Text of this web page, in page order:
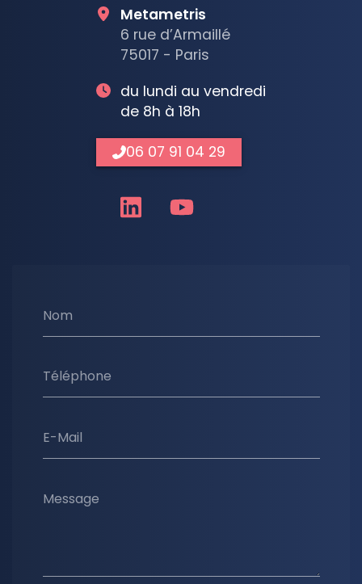
Nom
Téléphone
E-Mail
Message
Metametris
6 rue d’Armaillé
75017 - Paris
du lundi au vendredi
de 8h à 18h
06 07 91 04 29